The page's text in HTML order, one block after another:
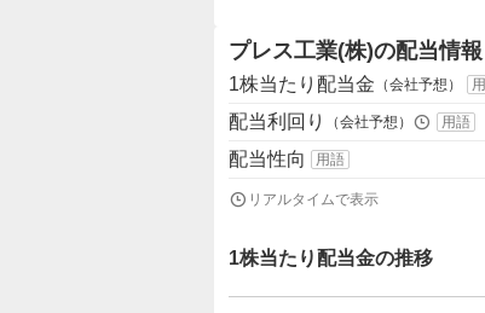
プレス工業(株)の配当情報
1株当たり配当金 （会社予想）
配当利回り （会社予想） 用語
配当性向 用語
リアルタイムで表示
1株当たり配当金の推移